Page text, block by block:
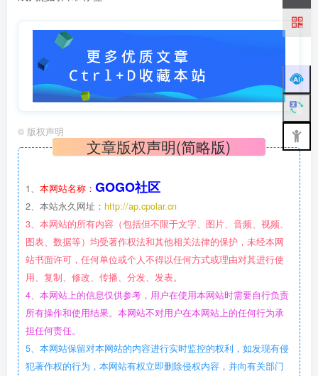
© 版权声明
文章版权声明(简略版)
1、 本网站名称： GOGO社区
2、本站永久网址： http://ap.cpolar.cn
3、本网站的所有内容（包括但不限于文字、图片、音频、视频、
图表、数据等）均受著作权法和其他相关法律的保护，未经本网
站书面许可，任何单位或个人不得以任何方式或理由对其进行使
用、复制、修改、传播、分发、发表。
4、本网站上的信息仅供参考，用户在使用本网站时需要自行负责
所有操作和使用结果。本网站不对用户在本网站上的任何行为承
担任何责任。
5、本网站保留对本网站的内容进行实时监控的权利，如发现有侵
犯著作权的行为，本网站有权立即删除侵权内容，并向有关部门